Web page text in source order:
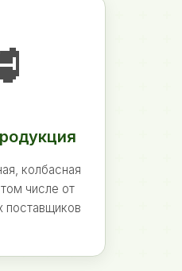
колбасная
числе от
поставщиков